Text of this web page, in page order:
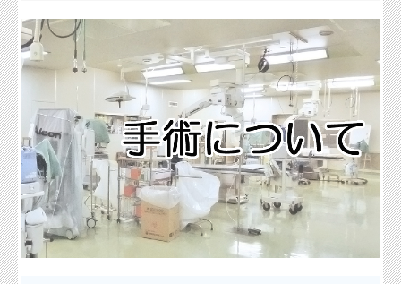
治療のご案内
手術のご案内
ICL
リジュセアミニ点眼液